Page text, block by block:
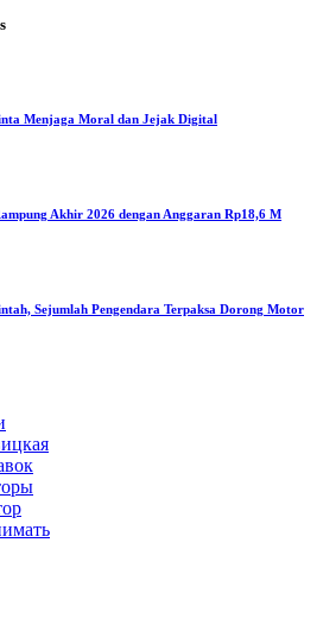
Menjaga Moral dan Jejak Digital
Akhir 2026 dengan Anggaran Rp18,6 M
Sejumlah Pengendara Terpaksa Dorong Motor